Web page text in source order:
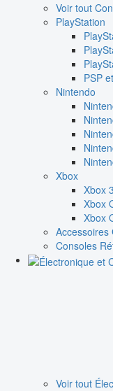
Voir tout
PlayStation
PSP
Nintendo
Xbox
Xbox
Xbox
Xbox
Accessoires
Consoles
Voir tout